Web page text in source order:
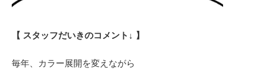
【 スタッフだいきのコメント↓ 】
毎年、カラー展開を変えながら